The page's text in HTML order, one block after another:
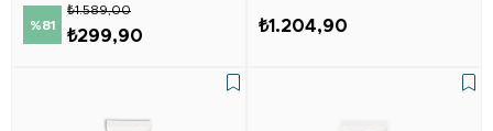
%81
₺299,90
₺1.589,00
₺1.204,90